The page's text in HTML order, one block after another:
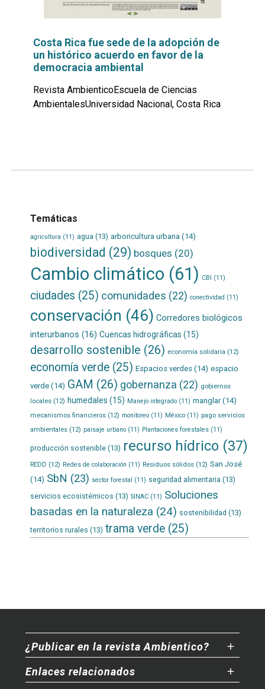
Costa Rica fue sede de la adopción de
un histórico acuerdo en favor de la
democracia ambiental
Revista AmbienticoEscuela de Ciencias
AmbientalesUniversidad Nacional, Costa Rica
Temáticas
agricultura (11) agua (13) arboricultura urbana (14)
biodiversidad (29) bosques (20)
Cambio climático (61) CBI (11)
ciudades (25) comunidades (22) conectividad (11)
conservación (46) Corredores biológicos
interurbanos (16) Cuencas hidrográficas (15)
desarrollo sostenible (26) economía solidaria (12)
economía verde(25) Espacios verdes(14) espacio
verde(14) GAM (26) gobernanza (22) gobiernos
locales(12) humedales (15) Manejo integrado(11) manglar(14)
mecanismos financieros(12) monitoreo(11) México(11) pago servicios
ambientales(12) paisaje urbano(11) Plantaciones forestales(11)
producción sostenible(13) recurso hídrico(37)
REDD (12) Redes de colaboración (11) Residuos sólidos(12) San José
(14) SbN (23) sector forestal (11) seguridad alimentaria (13)
servicios ecosistémicos (13) SINAC(11) Soluciones
basadas en la naturaleza (24) sostenibilidad (13)
territorios rurales (13) trama verde(25)
¿Publicar en la revista Ambientico?
Enlaces relacionados